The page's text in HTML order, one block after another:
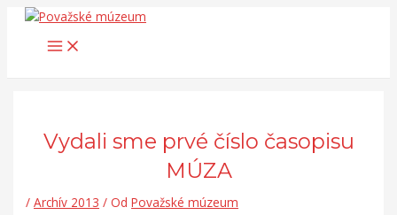
PreskočiťMenu
Vydali sme prvé číslo časopisu
MÚZA
/Archív 2013 / Od Považské múzeum
Post
navigation
Search...